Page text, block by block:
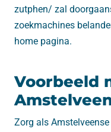
zutphen/ zal
zoekmachines
home pagina.
Voorbeeld
Zorg als